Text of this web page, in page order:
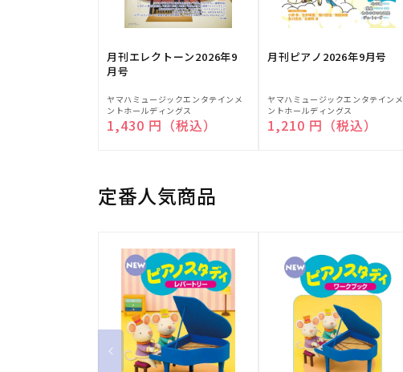
月刊エレクトーン2026年9
月号
販
売
元:
ヤマハミュージックエンタテインメ
ントホールディングス
通常価格
1,430 円（税込）
月刊ピアノ2026年9月号
販
売
元:
ヤマハミュージックエンタテインメ
ントホールディングス
通常価格
1,210 円（税込）
定番人気商品